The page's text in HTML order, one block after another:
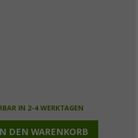
IN 2-4 WERKTAGEN
DEN WARENKORB